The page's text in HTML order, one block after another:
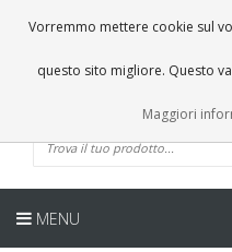
IT
MENU
Vorremmo mettere cookie sul
questo sito migliore. Questo
Maggiori